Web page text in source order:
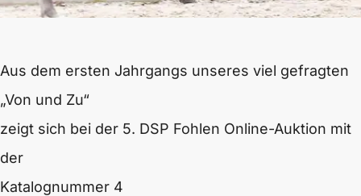
Aus dem ersten Jahrgangs unseres viel gefragten
„Von und Zu“
zeigt sich bei der 5. DSP Fohlen Online-Auktion mit
der
Katalognummer 4